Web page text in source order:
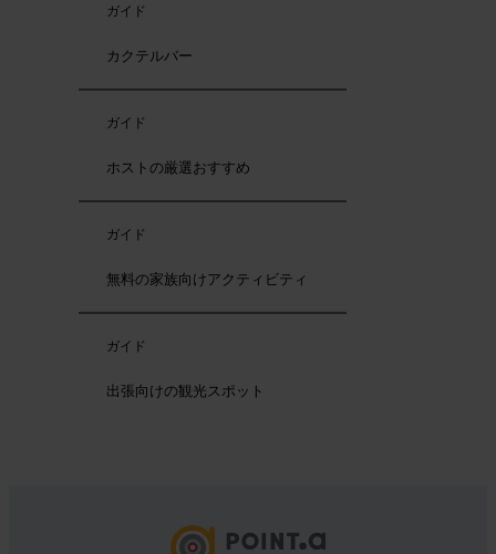
ガイド
カクテルバー
ガイド
ホストの厳選おすすめ
ガイド
無料の家族向けアクティビティ
ガイド
出張向けの観光スポット